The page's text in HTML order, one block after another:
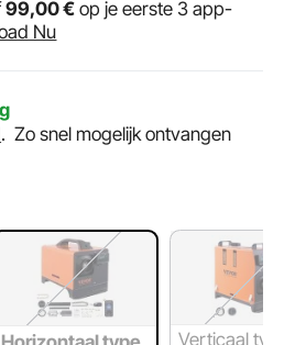
99,00€ op je eerste 3 app-
Nu
.Zo snel mogelijk ontvangen
Verticaal